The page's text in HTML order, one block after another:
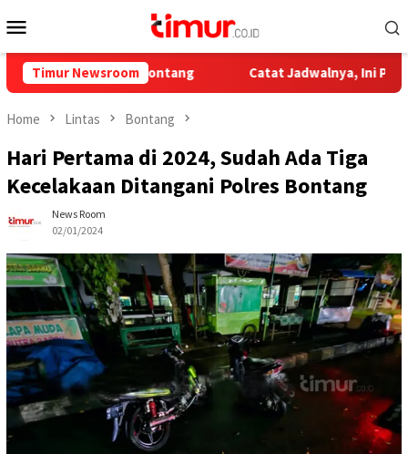
to
Menu
Timur Newsroom
di Kota Bontang Catat Jadwalnya, Ini Pelayaran
Home Lintas Bontang
Hari Pertama di 2024, Sudah Ada Tiga
Kecelakaan Ditangani Polres Bontang
News Room
02/01/2024